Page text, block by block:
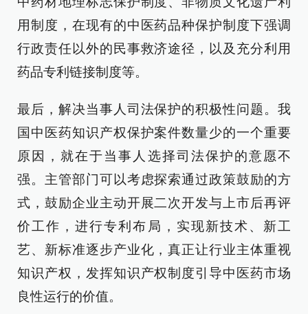
用制度，在现有的中医药品种保护制度下强调
行政责任以外的民事救济途径，以及充分利用
药品专利链接制度等。
最后，解决当事人司法保护的积极性问题。我
国中医药知识产权保护案件数量少的一个重要
原因，就在于当事人选择司法保护的意愿不
强。主管部门可以考虑探索通过政策鼓励的方
式，鼓励企业主动开展二次开发与上市后再评
价工作，进行专利布局，实现新技术、新工
艺、新标准逐步产业化，真正让行业主体重视
知识产权，发挥知识产权制度引导中医药市场
良性运行的价值。